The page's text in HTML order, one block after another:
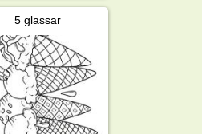
5 glassar